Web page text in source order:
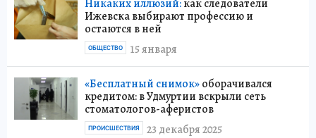
Никаких иллюзий:как следователи
Ижевска выбирают профессию и
остаются в ней
15 января
ОБЩЕСТВО
«Бесплатный снимок»оборачивался
кредитом: в Удмуртии вскрыли сеть
стоматологов-аферистов
23 декабря 2025
ПРОИСШЕСТВИЯ